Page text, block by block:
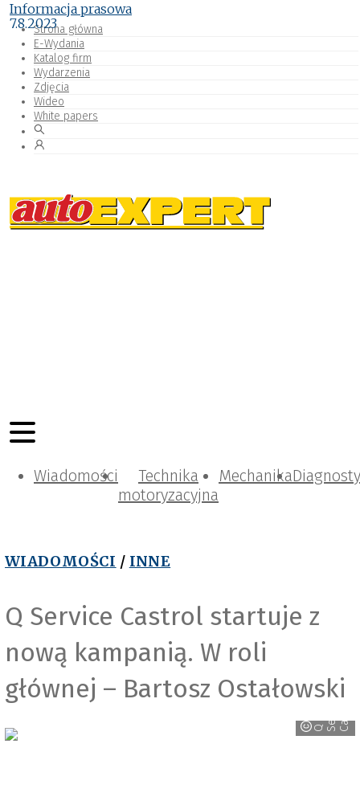
Strona główna
E-Wydania
Katalog firm
Wydarzenia
Zdjęcia
Wideo
White papers
Wiadomości
Technika
motoryzacyjna
Mechanika
WIADOMOŚCI / INNE
Q Service Castrol startuje z
nową kampanią. W roli
głównej – Bartosz Ostałowski
Q S
e
r
v
i
c e
C
a
s
t
r
o l
Informacja prasowa
7.8.2023